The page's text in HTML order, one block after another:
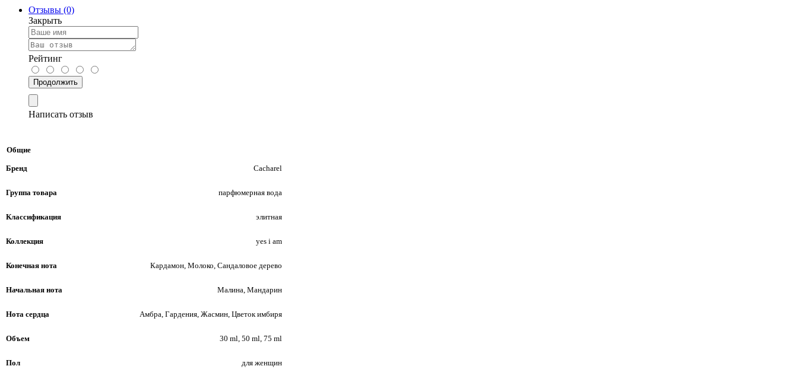
Отзывы (0)
Закрыть
Рейтинг
Продолжить
Написать отзыв
Общие
Бренд Cacharel
Группа товара парфюмерная вода
Классификация элитная
Коллекция yes i am
Конечная нота Кардамон, Молоко, Сандаловое дерево
Начальная нота Малина, Мандарин
Нота сердца Амбра, Гардения, Жасмин, Цветок имбиря
Объем 30 ml, 50 ml, 75 ml
Пол для женщин